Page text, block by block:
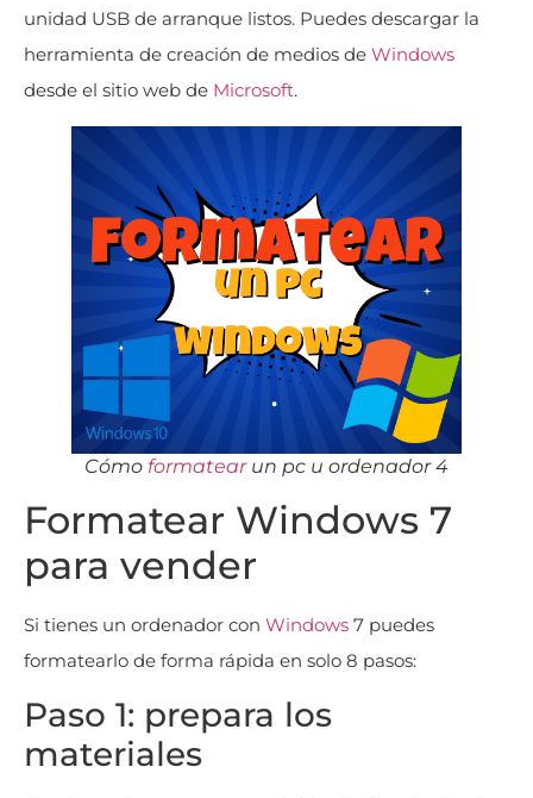
unidad USB de arranque listos. Puedes descargar la
herramienta de creación de medios de Windows
desde el sitio web de Microsoft.
Cómo formatearun pc u ordenador 4
Formatear Windows 7
para vender
Si tienes un ordenador con Windows 7 puedes
formatearlo de forma rápida en solo 8 pasos:
Paso 1: prepara los
materiales